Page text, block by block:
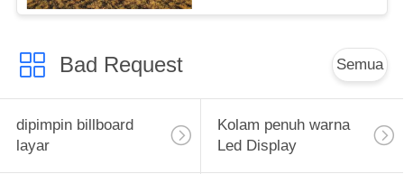
Bad Request Semua
dipimpin billboard
layar
Kolam penuh warna
Led Display